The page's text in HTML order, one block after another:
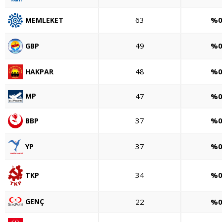
MEMLEKET 63
GBP 49
HAKPAR 48
MP 47
BBP 37
YP 37
TKP 34
GENÇ 22